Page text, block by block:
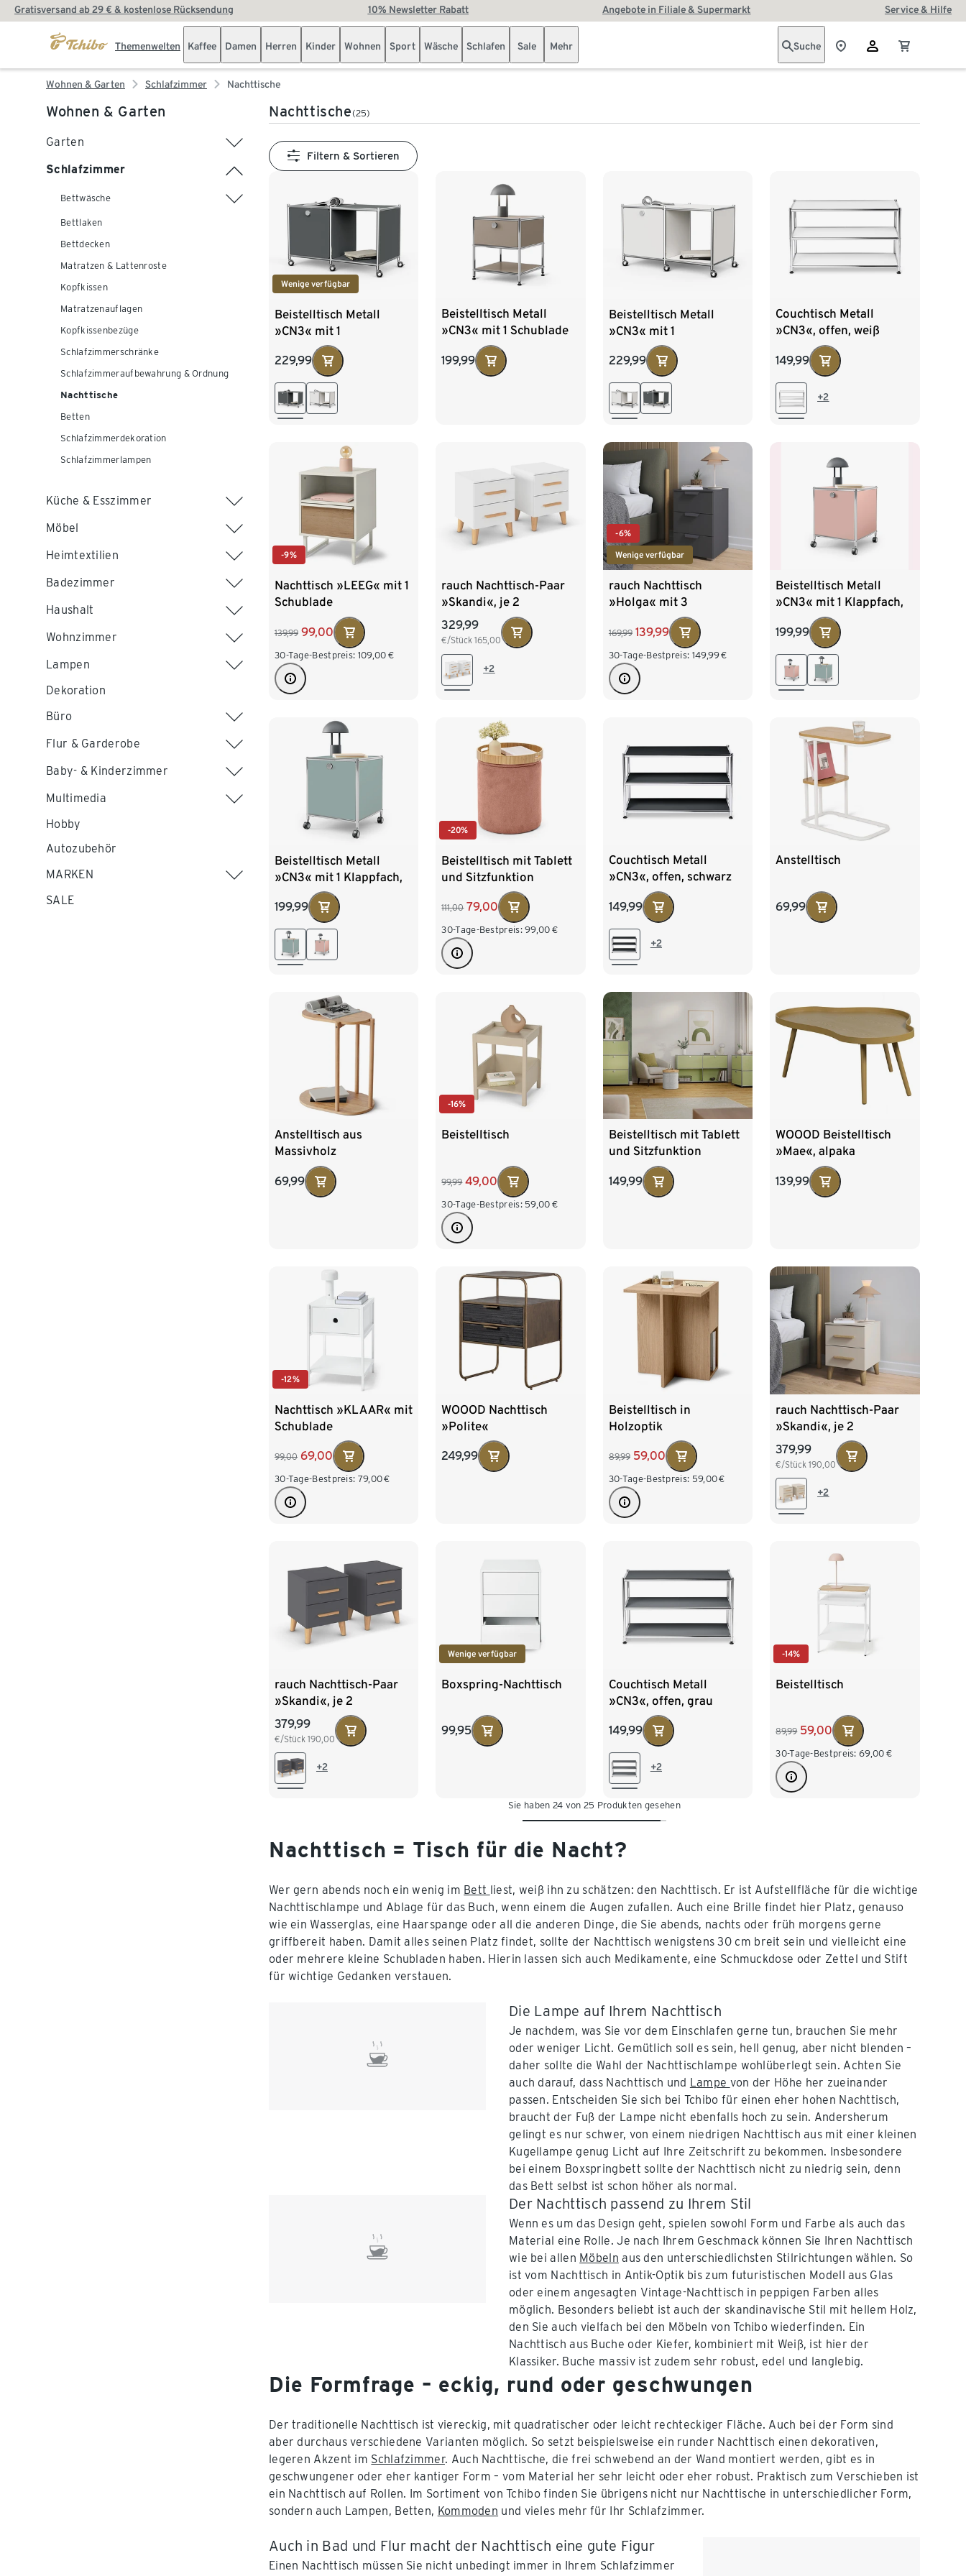
Gratisversand ab 29 € & kostenlose Rücksendung 10% Newsletter Rabatt Angebote in Filiale & Supermarkt Service & Hilfe
Themenwelten Kaffee Damen Herren Kinder Wohnen Sport Wäsche Schlafen Sale Mehr Suche
Wohnen & Garten Schlafzimmer Nachttische
Wohnen & Garten
Garten
Schlafzimmer
Bettwäsche
Bettlaken
Bettdecken
Matratzen & Lattenroste
Kopfkissen
Matratzenauflagen
Kopfkissenbezüge
Schlafzimmerschränke
Schlafzimmeraufbewahrung & Ordnung
Nachttische
Betten
Schlafzimmerdekoration
Schlafzimmerlampen
Küche & Esszimmer
Möbel
Heimtextilien
Badezimmer
Haushalt
Wohnzimmer
Lampen
Dekoration
Büro
Flur & Garderobe
Baby- & Kinderzimmer
Multimedia
Hobby
Autozubehör
MARKEN
SALE
Nachttische(25)
Filtern & Sortieren
Wenige verfügbar
Beistelltisch Metall
»CN3« mit 1
Klappenfach und Rollen,
grau
229,99
Beistelltisch Metall
»CN3« mit 1 Schublade
199,99
Beistelltisch Metall
»CN3« mit 1
Klappenfach und Rollen,
weiß
229,99
Couchtisch Metall
»CN3«, offen, weiß
149,99
+2
-9%
Nachttisch »LEEG« mit 1
Schublade
139,99 99,00
30-Tage-Bestpreis: 109,00 €
rauch Nachttisch-Paar
»Skandi«, je 2
Schubladen, weiß
329,99
€/Stück165,00
+2
-6%
Wenige verfügbar
rauch Nachttisch
»Holga« mit 3
Schubladen, 40 x 61 cm,
grau metallic
169,99 139,99
30-Tage-Bestpreis: 149,99€
Beistelltisch Metall
»CN3« mit 1 Klappfach,
altrosa
199,99
Beistelltisch Metall
»CN3« mit 1 Klappfach,
199,99
-20%
Beistelltisch mit Tablett
und Sitzfunktion
111,00 79,00
30-Tage-Bestpreis: 99,00 €
Couchtisch Metall
»CN3«, offen, schwarz
149,99
+2
Anstelltisch
69,99
Anstelltisch aus
Massivholz
69,99
-16%
Beistelltisch
99,99 49,00
30-Tage-Bestpreis: 59,00 €
Beistelltisch mit Tablett
und Sitzfunktion
149,99
WOOOD Beistelltisch
»Mae«, alpaka
139,99
-12%
Nachttisch »KLAAR« mit
Schublade
99,00 69,00
30-Tage-Bestpreis: 79,00€
WOOOD Nachttisch
»Polite«
249,99
Beistelltisch in
Holzoptik
89,99 59,00
30-Tage-Bestpreis: 59,00€
rauch Nachttisch-Paar
»Skandi«, je 2
Schubladen,
champagner
379,99
€/Stück190,00
+2
rauch Nachttisch-Paar
»Skandi«, je 2
Schubladen, grau
metallic
379,99
€/Stück 190,00
+2
Wenige verfügbar
Boxspring-Nachttisch
99,95
Couchtisch Metall
»CN3«, offen, grau
149,99
+2
-14%
Beistelltisch
89,99 59,00
30-Tage-Bestpreis: 69,00 €
Sie haben 24 von 25 Produkten gesehen
Nachttisch = Tisch für die Nacht?
Wer gern abends noch ein wenig im Bett liest, weiß ihn zu schätzen: den Nachttisch. Er ist Aufstellfläche für die wichtige
Nachttischlampe und Ablage für das Buch, wenn einem die Augen zufallen. Auch eine Brille findet hier Platz, genauso
wie ein Wasserglas, eine Haarspange oder all die anderen Dinge, die Sie abends, nachts oder früh morgens gerne
griffbereit haben. Damit alles seinen Platz findet, sollte der Nachttisch wenigstens 30 cm breit sein und vielleicht eine
oder mehrere kleine Schubladen haben. Hierin lassen sich auch Medikamente, eine Schmuckdose oder Zettel und Stift
für wichtige Gedanken verstauen.
Die Lampe auf Ihrem Nachttisch
Je nachdem, was Sie vor dem Einschlafen gerne tun, brauchen Sie mehr
oder weniger Licht. Gemütlich soll es sein, hell genug, aber nicht blenden –
daher sollte die Wahl der Nachttischlampe wohlüberlegt sein. Achten Sie
auch darauf, dass Nachttisch und Lampe von der Höhe her zueinander
passen. Entscheiden Sie sich bei Tchibo für einen eher hohen Nachttisch,
braucht der Fuß der Lampe nicht ebenfalls hoch zu sein. Andersherum
gelingt es nur schwer, von einem niedrigen Nachttisch aus mit einer kleinen
Kugellampe genug Licht auf Ihre Zeitschrift zu bekommen. Insbesondere
bei einem Boxspringbett sollte der Nachttisch nicht zu niedrig sein, denn
das Bett selbst ist schon höher als normal.
Der Nachttisch passend zu Ihrem Stil
Wenn es um das Design geht, spielen sowohl Form und Farbe als auch das
Material eine Rolle. Je nach Ihrem Geschmack können Sie Ihren Nachttisch
wie bei allen Möbeln aus den unterschiedlichsten Stilrichtungen wählen. So
ist vom Nachttisch in Antik-Optik bis zum futuristischen Modell aus Glas
oder einem angesagten Vintage-Nachttisch in peppigen Farben alles
möglich. Besonders beliebt ist auch der skandinavische Stil mit hellem Holz,
den Sie auch vielfach bei den Möbeln von Tchibo wiederfinden. Ein
Nachttisch aus Buche oder Kiefer, kombiniert mit Weiß, ist hier der
Klassiker. Buche massiv ist zudem sehr robust, edel und langlebig.
Die Formfrage – eckig, rund oder geschwungen
Der traditionelle Nachttisch ist viereckig, mit quadratischer oder leicht rechteckiger Fläche. Auch bei der Form sind
aber durchaus verschiedene Varianten möglich. So setzt beispielsweise ein runder Nachttisch einen dekorativen,
legeren Akzent im Schlafzimmer. Auch Nachttische, die frei schwebend an der Wand montiert werden, gibt es in
geschwungener oder eher kantiger Form – vom Material her sehr leicht oder eher robust. Praktisch zum Verschieben ist
ein Nachttisch auf Rollen. Im Sortiment von Tchibo finden Sie übrigens nicht nur Nachttische in unterschiedlicher Form,
sondern auch Lampen, Betten, Kommoden und vieles mehr für Ihr Schlafzimmer.
Auch in Bad und Flur macht der Nachttisch eine gute Figur
Einen Nachttisch müssen Sie nicht unbedingt immer in Ihrem Schlafzimmer